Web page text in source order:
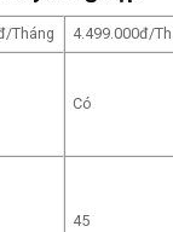
Tháng 4.499.000đ/
Có
45